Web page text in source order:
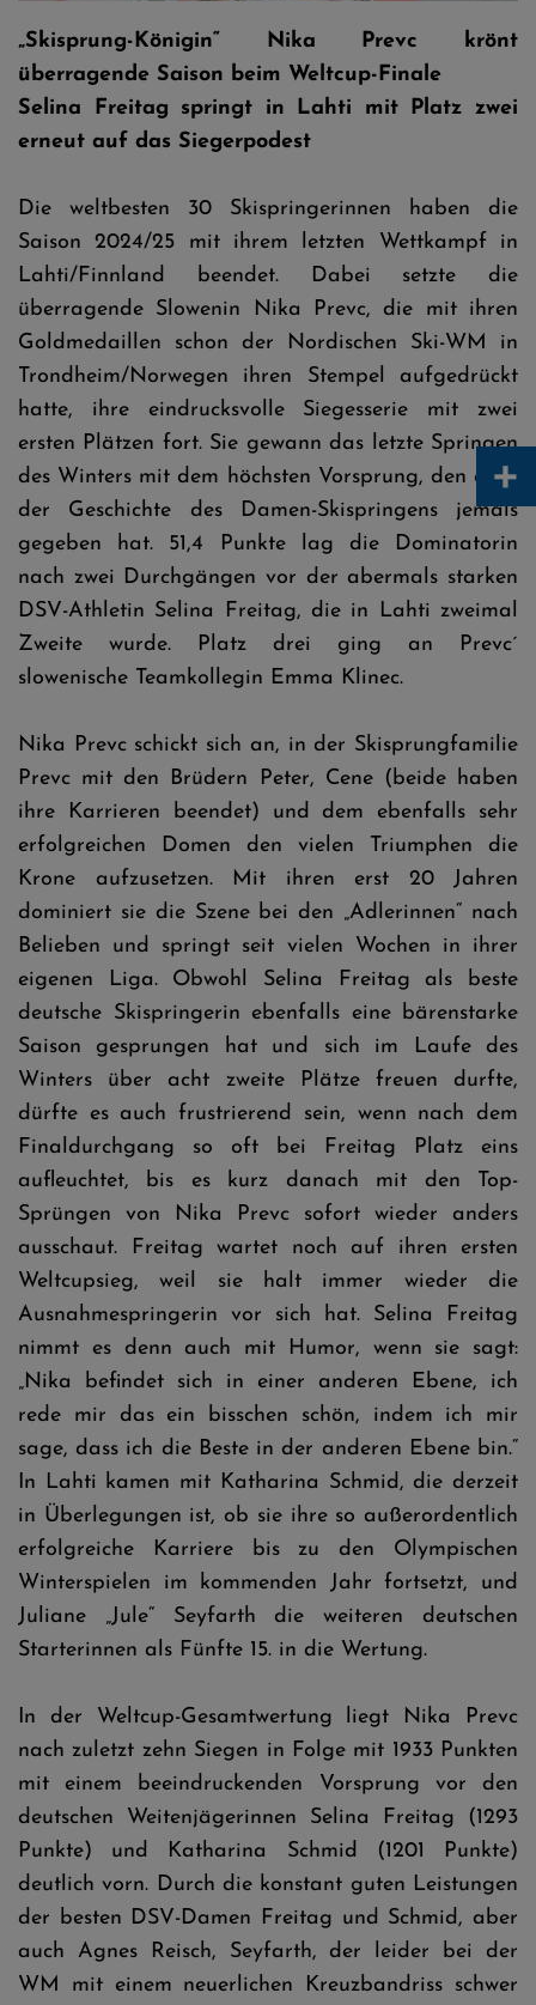
„Skisprung-Königin“ Nika Prevc krönt
überragende Saison beim Weltcup-Finale
Selina Freitag springt in Lahti mit Platz zwei
erneut auf das Siegerpodest
Die weltbesten 30 Skispringerinnen haben die
Saison 2024/25 mit ihrem letzten Wettkampf in
Lahti/Finnland beendet. Dabei setzte die
überragende Slowenin Nika Prevc, die mit ihren
Goldmedaillen schon der Nordischen Ski-WM in
Trondheim/Norwegen ihren Stempel aufgedrückt
hatte, ihre eindrucksvolle Siegesserie mit zwei
ersten Plätzen fort. Sie gewann das letzte Springen
des Winters mit dem höchsten Vorsprung, den es in
der Geschichte des Damen-Skispringens jemals
gegeben hat. 51,4 Punkte lag die Dominatorin
nach zwei Durchgängen vor der abermals starken
DSV-Athletin Selina Freitag, die in Lahti zweimal
Zweite wurde. Platz drei ging an Prevc´
slowenische Teamkollegin Emma Klinec.
Nika Prevc schickt sich an, in der Skisprungfamilie
Prevc mit den Brüdern Peter, Cene (beide haben
ihre Karrieren beendet) und dem ebenfalls sehr
erfolgreichen Domen den vielen Triumphen die
Krone aufzusetzen. Mit ihren erst 20 Jahren
dominiert sie die Szene bei den „Adlerinnen“ nach
Belieben und springt seit vielen Wochen in ihrer
eigenen Liga. Obwohl Selina Freitag als beste
deutsche Skispringerin ebenfalls eine bärenstarke
Saison gesprungen hat und sich im Laufe des
Winters über acht zweite Plätze freuen durfte,
dürfte es auch frustrierend sein, wenn nach dem
Finaldurchgang so oft bei Freitag Platz eins
aufleuchtet, bis es kurz danach mit den Top-
Sprüngen von Nika Prevc sofort wieder anders
ausschaut. Freitag wartet noch auf ihren ersten
Weltcupsieg, weil sie halt immer wieder die
Ausnahmespringerin vor sich hat. Selina Freitag
nimmt es denn auch mit Humor, wenn sie sagt:
„Nika befindet sich in einer anderen Ebene, ich
rede mir das ein bisschen schön, indem ich mir
sage, dass ich die Beste in der anderen Ebene bin.“
In Lahti kamen mit Katharina Schmid, die derzeit
in Überlegungen ist, ob sie ihre so außerordentlich
erfolgreiche Karriere bis zu den Olympischen
Winterspielen im kommenden Jahr fortsetzt, und
Juliane „Jule“ Seyfarth die weiteren deutschen
Starterinnen als Fünfte 15. in die Wertung.
In der Weltcup-Gesamtwertung liegt Nika Prevc
nach zuletzt zehn Siegen in Folge mit 1933 Punkten
mit einem beeindruckenden Vorsprung vor den
deutschen Weitenjägerinnen Selina Freitag (1293
Punkte) und Katharina Schmid (1201 Punkte)
deutlich vorn. Durch die konstant guten Leistungen
der besten DSV-Damen Freitag und Schmid, aber
auch Agnes Reisch, Seyfarth, der leider bei der
WM mit einem neuerlichen Kreuzbandriss schwer
+